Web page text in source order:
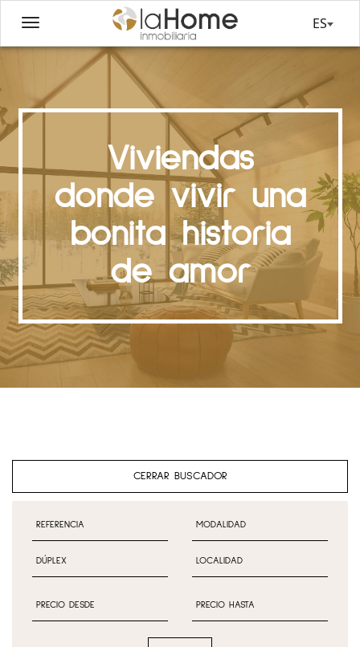
ES
Viviendas
donde vivir una
bonita historia
de amor
CERRAR BUSCADOR